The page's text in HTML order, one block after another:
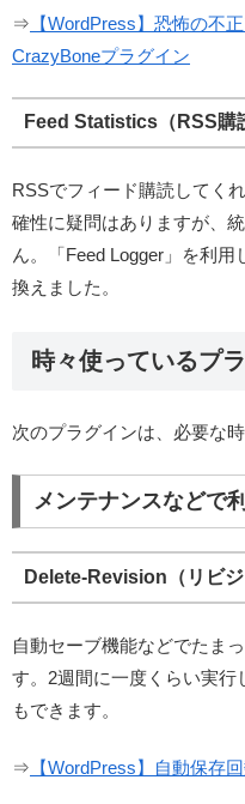
⇒ 【WordPress】恐怖の不
CrazyBoneプラグイン
Feed Statistics（RSS購
RSSでフィード購読してく
確性に疑問はありますが、
ん。「Feed Logger」を利
換えました。
時々使っているプ
次のプラグインは、必要な
メンテナンスなどで
Delete-Revision（リビジ
自動セーブ機能などでたま
す。2週間に一度くらい実
もできます。
⇒ 【WordPress】自動保存